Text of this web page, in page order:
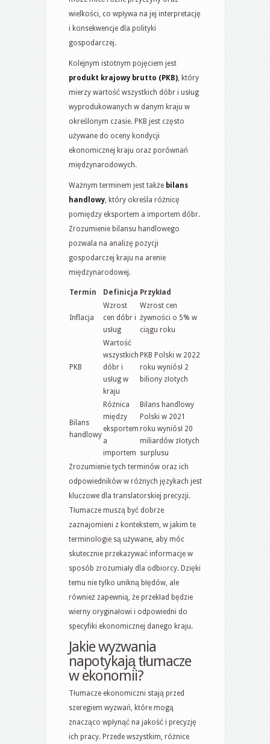
wielkości, co wpływa na jej interpretację
i konsekwencje dla polityki
gospodarczej.
Kolejnym istotnym pojęciem jest
produkt krajowy brutto (PKB) , który
mierzy wartość wszystkich dóbr i usług
wyprodukowanych w danym kraju w
określonym czasie. PKB jest często
używane do oceny kondycji
ekonomicznej kraju oraz porównań
międzynarodowych.
Ważnym terminem jest także bilans
handlowy , który określa różnicę
pomiędzy eksportem a importem dóbr.
Zrozumienie bilansu handlowego
pozwala na analizę pozycji
gospodarczej kraju na arenie
międzynarodowej.
Termin Definicja Przykład
Inflacja
Wzrost
cen dóbr i
usług
Wzrost cen
żywności o 5% w
ciągu roku
PKB
Wartość
wszystkich
dóbr i
usług w
kraju
PKB Polski w 2022
roku wyniósł 2
biliony złotych
Bilans
handlowy
Różnica
między
eksportem
a
importem
Bilans handlowy
Polski w 2021
roku wyniósł 20
miliardów złotych
surplusu
Zrozumienie tych terminów oraz ich
odpowiedników w różnych językach jest
kluczowe dla translatorskiej precyzji.
Tłumacze muszą być dobrze
zaznajomieni z kontekstem, w jakim te
terminologie są używane, aby móc
skutecznie przekazywać informacje w
sposób zrozumiały dla odbiorcy. Dzięki
temu nie tylko unikną błędów, ale
również zapewnią, że przekład będzie
wierny oryginałowi i odpowiedni do
specyfiki ekonomicznej danego kraju.
Jakie wyzwania
napotykają tłumacze
w ekonomii?
Tłumacze ekonomiczni stają przed
szeregiem wyzwań, które mogą
znacząco wpłynąć na jakość i precyzję
ich pracy. Przede wszystkim, różnice